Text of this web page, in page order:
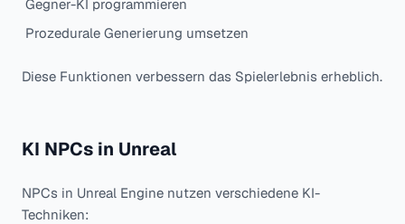
Gegner-KI programmieren
Prozedurale Generierung umsetzen
Diese Funktionen verbessern das Spielerlebnis erheblich.
KI NPCs in Unreal
NPCs in Unreal Engine nutzen verschiedene KI-
Techniken: